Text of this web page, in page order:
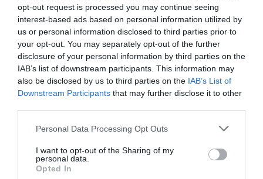
opt-out request is processed you may continue seeing
interest-based ads based on personal information utilized by
us or personal information disclosed to third parties prior to
your opt-out. You may separately opt-out of the further
disclosure of your personal information by third parties on the
IAB’s list of downstream participants. This information may
also be disclosed by us to third parties on the IAB’s List of
Downstream Participants that may further disclose it to other
Personal Data Processing Opt Outs
I want to opt-out of the Sharing of my
personal data.
Opted In
C’EST QUOI L’ALLOCATION D’INVALIDITÉ
L’allocation ordinaire d’invalidité est un avantage
financier, accordé par l’INPS sur demande, aux
travailleurs dont la capacité de travail est réduite à
moins d’un tiers en raison d’un handicap physique ou
mental avéré.
BÉNÉFICIAIRES